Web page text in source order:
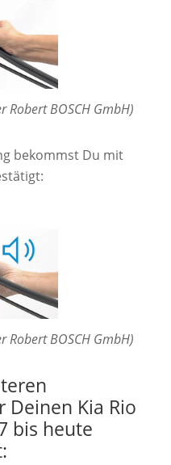
Robert BOSCH GmbH)
bekommst Du mit
Robert BOSCH GmbH)
Deinen Kia Rio
bis heute